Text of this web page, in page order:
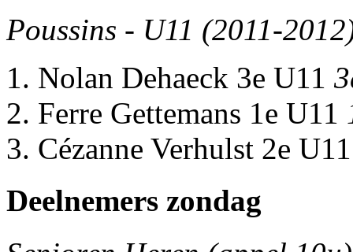
Poussins - U11 (2011-
Nolan Dehaeck 3e U11
Ferre Gettemans 1e U11
Cézanne Verhulst 2e
Deelnemers zondag